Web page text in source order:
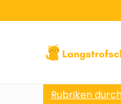
Rubriken